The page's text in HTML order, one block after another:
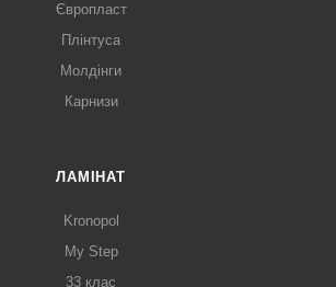
Європласт
Плінтуса
Молдінги
Карнизи
ЛАМІНАТ
Kronopol
My Step
33 клас